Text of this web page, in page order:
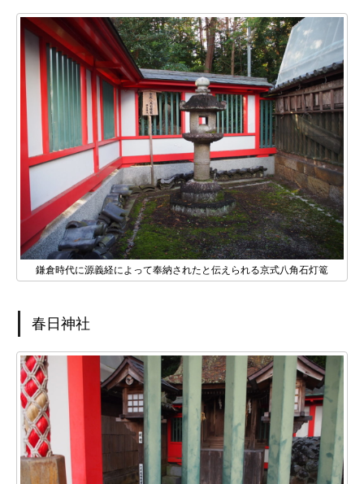
鎌倉時代に源義経によって奉納されたと伝えられる京式八角石灯篭
春日神社